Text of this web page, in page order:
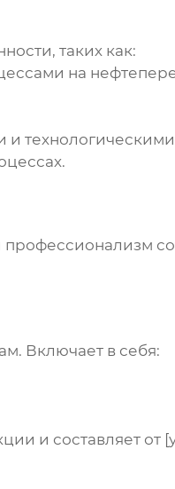
таких как:
на
и
Включает в себя:
и составляет от